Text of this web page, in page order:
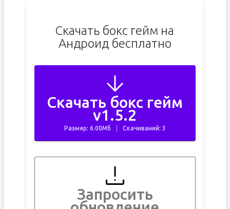
Скачать бокс гейм на
Андроид бесплатно
Скачать бокс гейм
v1.5.2
Размер: 6.00Мб Скачиваний: 3
Запросить